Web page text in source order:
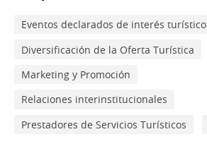
Eventos declarados de interés turístico
Diversificación de la Oferta Turística
Marketing y Promoción
Relaciones interinstitucionales
Prestadores de Servicios Turísticos